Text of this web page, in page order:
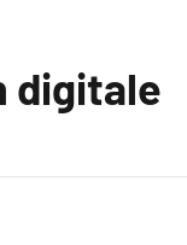
digitale